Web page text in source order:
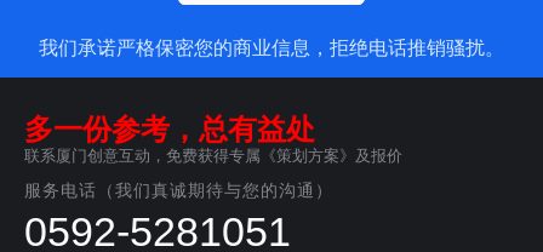
我们承诺严格保密您的商业信息，拒绝电话推销骚扰。
多一份参考，总有益处
联系厦门创意互动，免费获得专属《策划方案》及报价
服务电话（我们真诚期待与您的沟通）
0592-5281051